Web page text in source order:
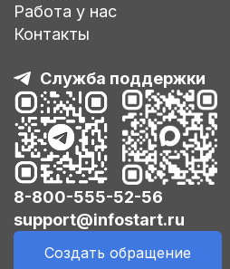
Работа у нас
Контакты
Служба поддержки
8-800-555-52-56
support@infostart.ru
Создать обращение